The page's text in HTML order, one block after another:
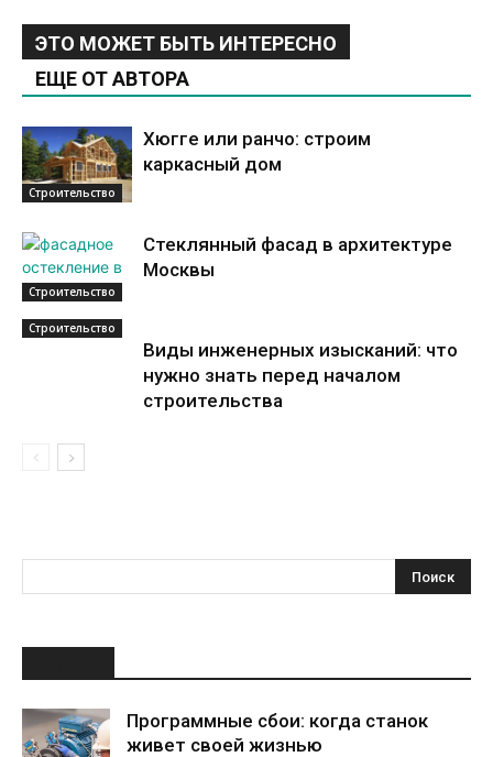
ЭТО МОЖЕТ БЫТЬ ИНТЕРЕСНО
ЕЩЕ ОТ АВТОРА
Строительство
Хюгге или ранчо: строим
каркасный дом
Строительство
Стеклянный фасад в архитектуре
Москвы
Строительство
Виды инженерных изысканий: что
нужно знать перед началом
строительства
Программные сбои: когда станок
живет своей жизнью